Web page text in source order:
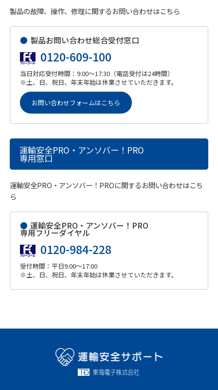
製品の故障、操作、修理に関するお問い合わせはこちら
● 製品お問い合わせ総合受付窓口
0120-609-100
当日対応受付時間：9:00～17:30（電話受付は24時間）
※土、日、祝日、年末年始は休業させていただきます。
お問い合わせフォームはこちら
運輸安全PRO・アンソバー！PRO
専用窓口
運輸安全PRO・アンソバー！PROに関するお問い合わせはこち
ら
● 運輸安全PRO・アンソバー！PRO
専用フリーダイヤル
0120-984-228
受付時間：平日9:00～17:00
※土、日、祝日、年末年始は休業させていただきます。